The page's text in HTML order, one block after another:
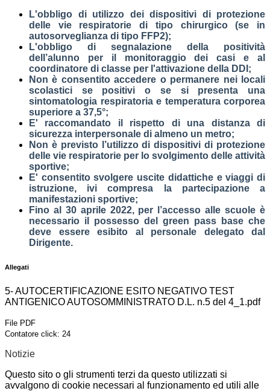
L'obbligo di utilizzo dei dispositivi di protezione
delle vie respiratorie di tipo chirurgico (se in
autosorveglianza di tipo FFP2);
L'obbligo di segnalazione della positività
dell’alunno per il monitoraggio dei casi e al
coordinatore di classe per l'attivazione della DDI;
Non è consentito accedere o permanere nei locali
scolastici se positivi o se si presenta una
sintomatologia respiratoria e temperatura corporea
superiore a 37,5°;
E' raccomandato il rispetto di una distanza di
sicurezza interpersonale di almeno un metro;
Non è previsto l’utilizzo di dispositivi di protezione
delle vie respiratorie per lo svolgimento delle attività
sportive;
E' consentito svolgere uscite didattiche e viaggi di
istruzione, ivi compresa la partecipazione a
manifestazioni sportive;
Fino al 30 aprile 2022, per l’accesso alle scuole è
necessario il possesso del green pass base che
deve essere esibito al personale delegato dal
Dirigente.
Allegati
5- AUTOCERTIFICAZIONE ESITO NEGATIVO TEST
ANTIGENICO AUTOSOMMINISTRATO D.L. n.5 del 4_1.pdf
File PDF
Contatore click: 24
Notizie
Questo sito o gli strumenti terzi da questo utilizzati si
avvalgono di cookie necessari al funzionamento ed utili alle